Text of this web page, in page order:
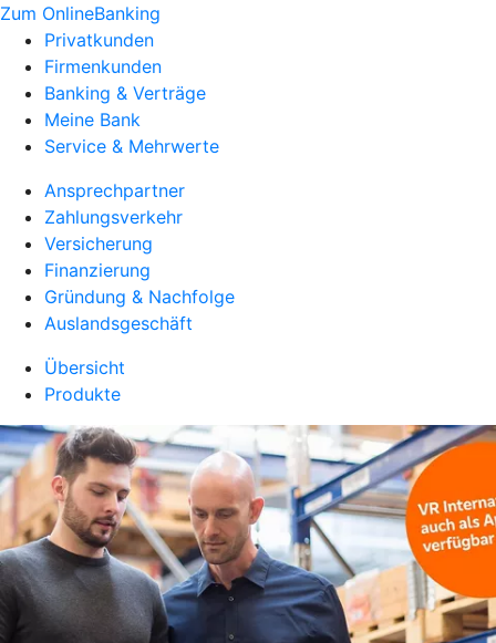
Zum OnlineBanking
Privatkunden
Firmenkunden
Banking & Verträge
Meine Bank
Service & Mehrwerte
Ansprechpartner
Zahlungsverkehr
Versicherung
Finanzierung
Gründung & Nachfolge
Auslandsgeschäft
Übersicht
Produkte